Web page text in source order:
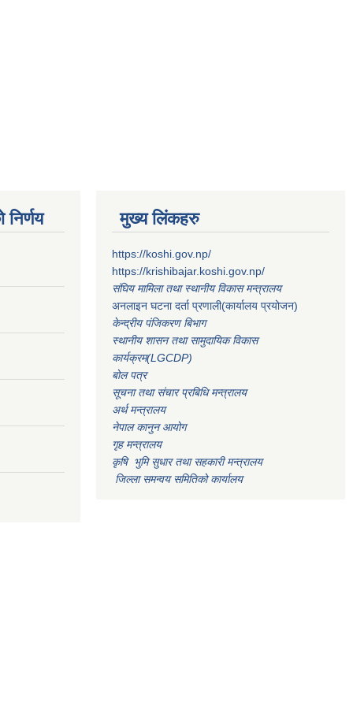
निर्णय मुख्य लिंकहरु
https://koshi.gov.np/
https://krishibajar.koshi.gov.np/
संघिय मामिला तथा स्थानीय विकास मन्त्रालय
अनलाइन घटना दर्ता प्रणाली(कार्यालय प्रयोजन)
केन्द्रीय पंजिकरण बिभाग
स्थानीय शासन तथा सामुदायिक विकास
कार्यक्रम(LGCDP)
बोल पत्र
सूचना तथा संचार प्रबिधि मन्त्रालय
अर्थ मन्त्रालय
नेपाल कानुन आयोग
गृह मन्त्रालय
कृषि भुमि सुधार तथा सहकारी मन्त्रालय
जिल्ला समन्वय समितिको कार्यालय